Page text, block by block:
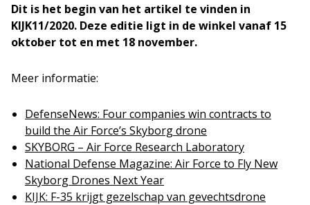
Dit is het begin van het artikel te vinden in
KIJK11/2020. Deze editie ligt in de winkel vanaf 15
oktober tot en met 18 november.
Meer informatie:
DefenseNews: Four companies win contracts to
build the Air Force’s Skyborg drone
SKYBORG – Air Force Research Laboratory
National Defense Magazine: Air Force to Fly New
Skyborg Drones Next Year
KIJK: F-35 krijgt gezelschap van gevechtsdrone